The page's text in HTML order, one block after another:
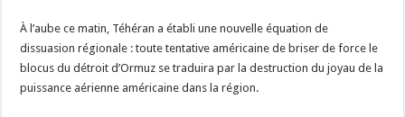
À l’aube ce matin, Téhéran a établi une nouvelle équation de
dissuasion régionale : toute tentative américaine de briser de force le
blocus du détroit d’Ormuz se traduira par la destruction du joyau de la
puissance aérienne américaine dans la région.